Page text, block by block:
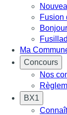
Fusion
Ma
Concours
Nos
BX1